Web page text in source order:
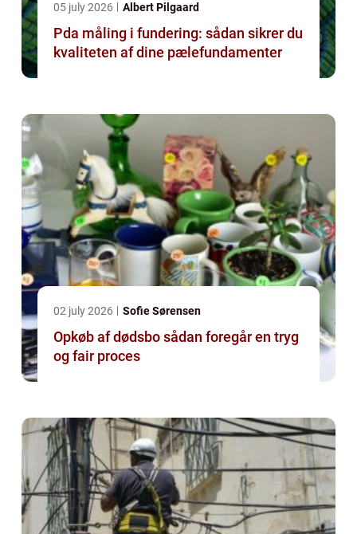
05 july 2026 Albert Pilgaard
Pda måling i fundering: sådan sikrer du
kvaliteten af dine pælefundamenter
02 july 2026 Sofie Sørensen
Opkøb af dødsbo sådan foregår en tryg
og fair proces